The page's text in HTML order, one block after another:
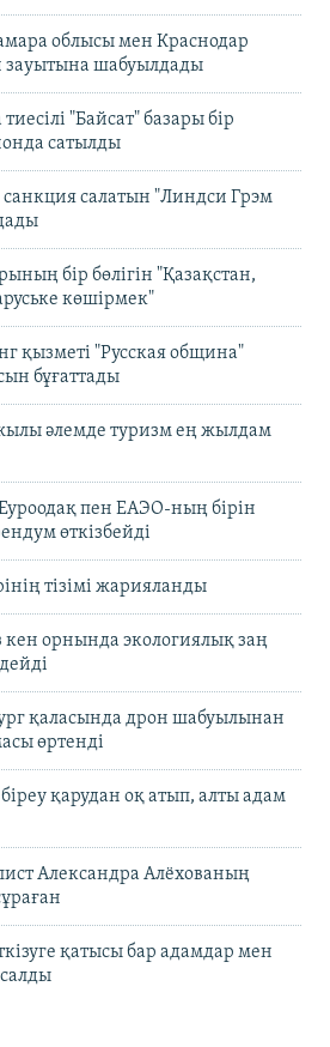
облысы мен Краснодар
шабуылдады
"Байсат" базары бір
сатылды
салатын "Линдси Грэм
бір бөлігін "Қазақстан,
көшірмек"
қызметі "Русская община"
бұғаттады
әлемде туризм ең жылдам
пен ЕАЭО-ның бірін
өткізбейді
тізімі жарияланды
кен орнында экологиялық заң
қаласында дрон шабуылынан
өртенді
қарудан оқ атып, алты адам
Александра Алёхованың
қатысы бар адамдар мен